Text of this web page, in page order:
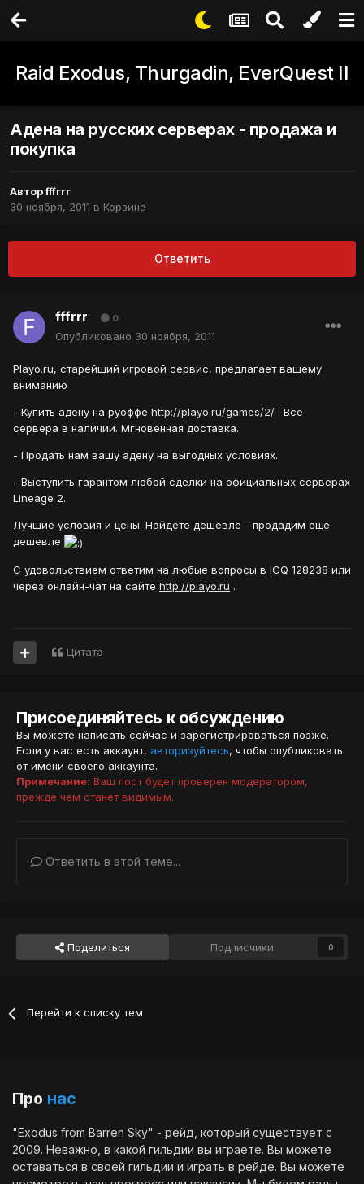
Raid Exodus, Thurgadin, EverQuest II
Адена на русских серверах - продажа и
покупка
Авторfffrrr
30 ноября, 2011 в Корзина
Ответить
fffrrr 0
Опубликовано 30 ноября, 2011
Playo.ru, старейший игровой сервис, предлагает вашему
вниманию
- Купить адену на руоффе http://playo.ru/games/2/ . Все
сервера в наличии. Мгновенная доставка.
- Продать нам вашу адену на выгодных условиях.
- Выступить гарантом любой сделки на официальных серверах
Lineage 2.
Лучшие условия и цены. Найдете дешевле - продадим еще
дешевле
С удовольствием ответим на любые вопросы в ICQ 128238 или
через онлайн-чат на сайте http://playo.ru .
Цитата
Присоединяйтесь к обсуждению
Вы можете написать сейчас и зарегистрироваться позже.
Если у вас есть аккаунт, авторизуйтесь, чтобы опубликовать
от имени своего аккаунта.
Примечание: Ваш пост будет проверен модератором,
прежде чем станет видимым.
Ответить в этой теме...
Поделиться Подписчики 0
Перейти к списку тем
Про нас
"Exodus from Barren Sky" - рейд, который существует с
2009. Неважно, в какой гильдии вы играете. Вы можете
оставаться в своей гильдии и играть в рейде. Вы можете